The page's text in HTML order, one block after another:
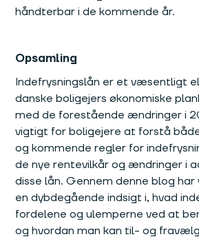
håndterbar i de kommende år.
Opsamling
Indefrysningslån er et væsentligt
danske boligejers økonomiske
med de forestående ændringer i
vigtigt for boligejere at forstå
og kommende regler for
de nye rentevilkår og ændringer i
disse lån. Gennem denne blog
en dybdegående indsigt i, hvad
fordelene og ulemperne ved at
og hvordan man kan til- og